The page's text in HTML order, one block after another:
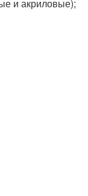
и акриловые);